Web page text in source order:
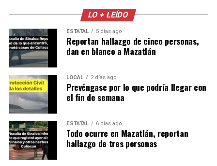
LO + LEÍDO
ESTATAL 5 días ago
Reportan hallazgo de cinco personas,
dan en blanco a Mazatlán
LOCAL 2 días ago
Prevéngase por lo que podría llegar con
el fin de semana
ESTATAL 6 días ago
Todo ocurre en Mazatlán, reportan
hallazgo de tres personas